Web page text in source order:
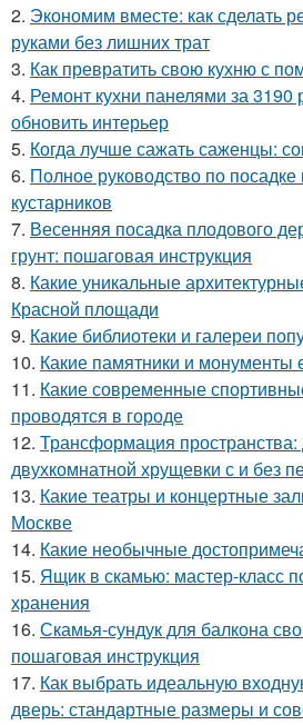
2. Экономим вместе: как сделать
руками без лишних трат
3. Как превратить свою кухню с
4. Ремонт кухни панелями за 3190
обновить интерьер
5. Когда лучше сажать саженцы:
6. Полное руководство по
кустарников
7. Весенняя посадка плодового
грунт: пошаговая инструкция
8. Какие уникальные
Красной площади
9. Какие библиотеки и галереи
10. Какие памятники и монументы
11. Какие современные
проводятся в городе
12. Трансформация пространства:
двухкомнатной хрущевки с и без
13. Какие театры и концертные
Москве
14. Какие необычные
15. Ящик в скамью: мастер-класс
хранения
16. Скамья-сундук для балкона
пошаговая инструкция
17. Как выбрать идеальную
дверь: стандартные размеры и